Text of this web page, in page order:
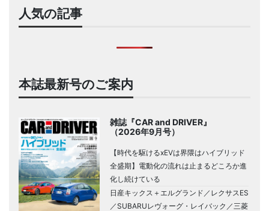
人気の記事
本誌最新号のご案内
雑誌『CAR and DRIVER』
（2026年9月号）
【時代を駆けるxEVは界隈はハイブリッド
全盛期】電動化の流れは止まるどころか進
化し続けている
日産キックス＋エルグランド／レクサスES
／SUBARUレヴォーグ・レイバック／三菱